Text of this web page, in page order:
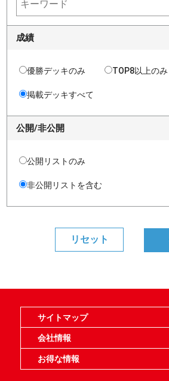
成績
優勝デッキのみ TOP8以上のみ
掲載デッキすべて
公開/非公開
公開リストのみ
非公開リストを含む
サイトマップ
オンラインショップ
買取
記事
選手一覧
デッキ検索
デッキ構築
イベント・大会
店舗のご案内
お問い合わせ
ヘルプ
FAQ
会社情報
利用規約
スタッフ募集
特定商取引法表示
個人情報保護指針
企業情報
お得な情報